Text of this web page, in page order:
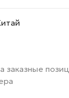
заказные